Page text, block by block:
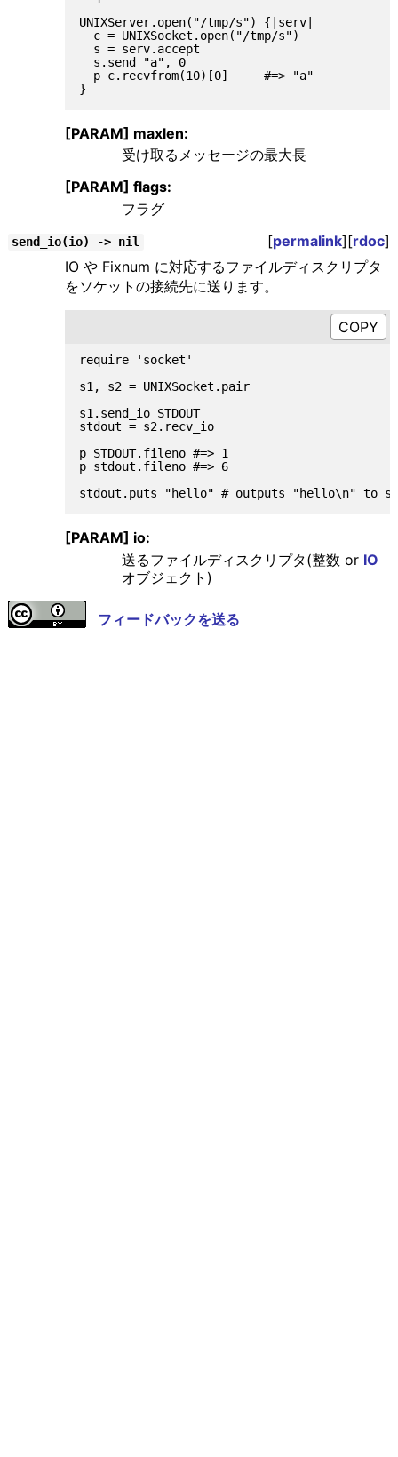
UNIXServer.open("/tmp/s") {|serv|
  c = UNIXSocket.open("/tmp/s")
  s = serv.accept
  s.send "a", 0
  p c.recvfrom(10)[0]     #=> "a"
[PARAM] maxlen:
受け取るメッセージの最大長
[PARAM] flags:
フラグ
send_io(io) -> nil [permalink][rdoc]
IO や Fixnum に対応するファイルディスクリプタ
をソケットの接続先に送ります。
require 'socket'
s1, s2 = UNIXSocket.pair
s1.send_io STDOUT
stdout = s2.recv_io
p STDOUT.fileno #=> 1
p stdout.fileno #=> 6
[PARAM] io:
送るファイルディスクリプタ(整数 or IO
オブジェクト)
フィードバックを送る